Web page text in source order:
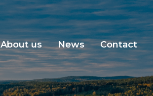
About us News Contact